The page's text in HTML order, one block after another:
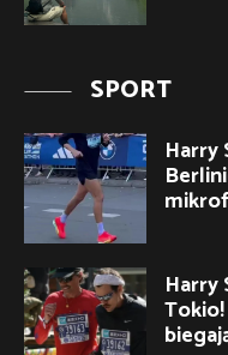
SPORT
Harry
Harry